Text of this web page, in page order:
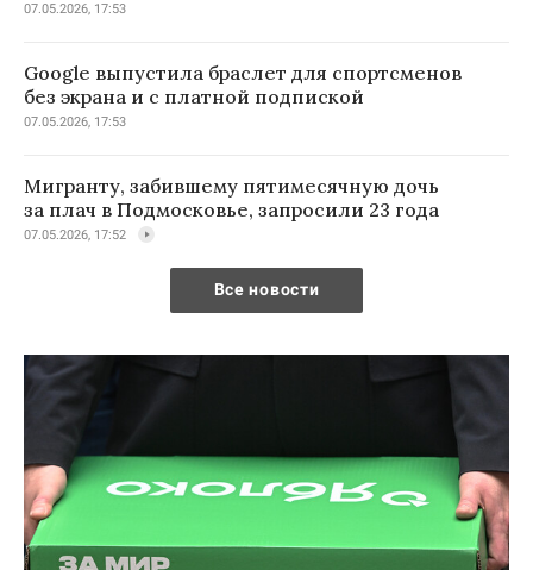
07.05.2026, 17:53
Google выпустила браслет для спортсменов
без экрана и с платной подпиской
07.05.2026, 17:53
Мигранту, забившему пятимесячную дочь
за плач в Подмосковье, запросили 23 года
07.05.2026, 17:52
Все новости